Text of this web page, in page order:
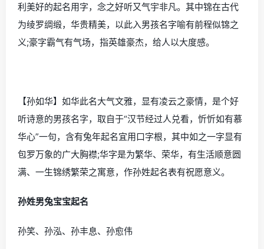
利美好的起名用字，念之好听又气宇非凡。其中锦在古代
为绫罗绸缎，华贵精美，以此入男孩名字喻有前程似锦之
义;豪字霸气有气场，指英雄豪杰，给人以大度感。
【孙如华】如华此名大气文雅，显有凌云之豪情，是个好
听诗意的男孩名字，取自于“汉节经过人兑看，忻忻如有慕
华心”一句，含有兔年起名宜用口字根，其中如之一字显有
包罗万象的广大胸襟;华字是为繁华、荣华，有生活顺意圆
满、一生锦绣繁荣之寓意，作孙姓起名表有祝愿意义。
孙姓男兔宝宝起名
孙笑、孙泓、孙丰息、孙愈伟